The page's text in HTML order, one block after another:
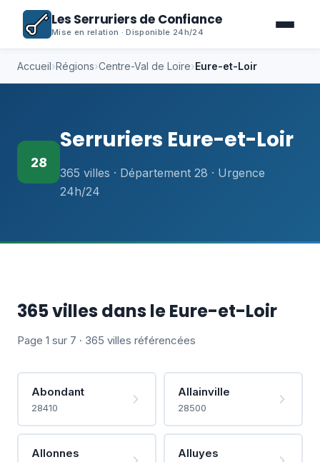
Les Serruriers de Confiance
Mise en relation · Disponible 24h/24
Accueil›Régions›Centre-Val de Loire›Eure-et-Loir
28
Serruriers Eure-et-Loir
365 villes · Département 28 · Urgence
24h/24
365 villes dans le Eure-et-Loir
Page 1 sur 7 · 365 villes référencées
Abondant
28410
Allainville
28500
Allonnes Alluyes